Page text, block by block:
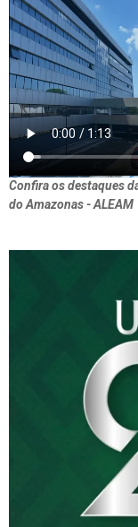
Confira os destaques
do Amazonas - ALEAM